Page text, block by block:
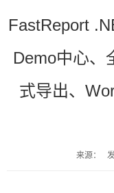
FastReport
Demo中心、
式导出、
来源：